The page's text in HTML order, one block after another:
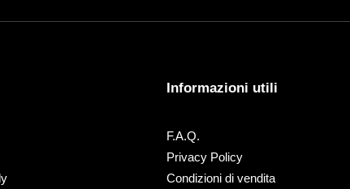
Informazioni utili
F.A.Q.
Privacy Policy
Condizioni di vendita